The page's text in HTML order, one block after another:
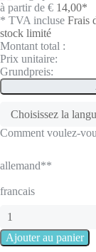
à partir de € 14,00*
* TVA incluse Frais
stock limité
Montant total :
Prix unitaire:
Grundpreis:
Comment voulez-
allemand**
francais